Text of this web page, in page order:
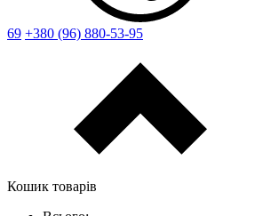
69 +380 (96) 880-53-95
Кошик товарів